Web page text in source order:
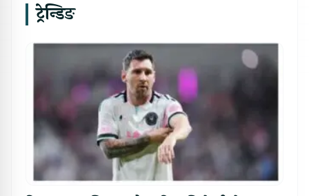
ट्रेन्डिङ